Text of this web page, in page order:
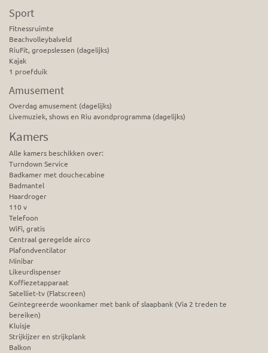
Sport
Fitnessruimte
Beachvolleybalveld
RiuFit, groepslessen (dagelijks)
Kajak
1 proefduik
Amusement
Overdag amusement (dagelijks)
Livemuziek, shows en Riu avondprogramma (dagelijks)
Kamers
Alle kamers beschikken over:
Turndown Service
Badkamer met douchecabine
Badmantel
Haardroger
110 v
Telefoon
WiFi, gratis
Centraal geregelde airco
Plafondventilator
Minibar
Likeurdispenser
Koffiezetapparaat
Satelliet-tv (Flatscreen)
Geïntegreerde woonkamer met bank of slaapbank (Via 2 treden te
bereiken)
Kluisje
Strijkijzer en strijkplank
Balkon